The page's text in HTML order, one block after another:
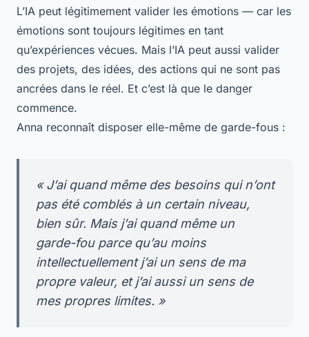
L’IA peut légitimement valider les émotions — car les
émotions sont toujours légitimes en tant
qu’expériences vécues. Mais l’IA peut aussi valider
des projets, des idées, des actions qui ne sont pas
ancrées dans le réel. Et c’est là que le danger
commence.
Anna reconnaît disposer elle-même de garde-fous :
« J’ai quand même des besoins qui n’ont
pas été comblés à un certain niveau,
bien sûr. Mais j’ai quand même un
garde-fou parce qu’au moins
intellectuellement j’ai un sens de ma
propre valeur, et j’ai aussi un sens de
mes propres limites. »